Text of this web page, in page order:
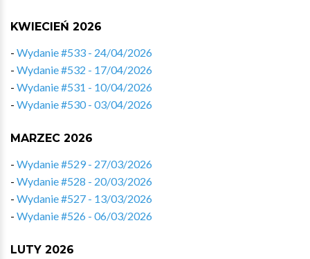
KWIECIEŃ 2026
- Wydanie #533 - 24/04/2026
- Wydanie #532 - 17/04/2026
- Wydanie #531 - 10/04/2026
- Wydanie #530 - 03/04/2026
MARZEC 2026
- Wydanie #529 - 27/03/2026
- Wydanie #528 - 20/03/2026
- Wydanie #527 - 13/03/2026
- Wydanie #526 - 06/03/2026
LUTY 2026